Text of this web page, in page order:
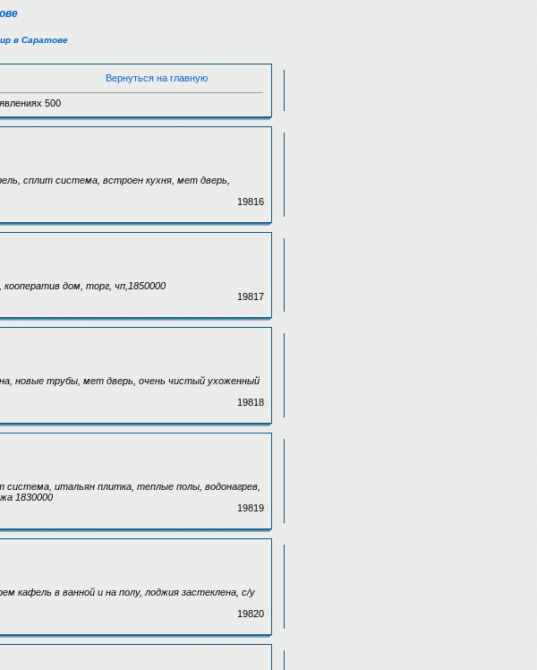
в Саратове
Вернуться на главную
500
сплит система, встроен кухня, мет дверь,
19816
дом, торг, чп,1850000
19817
новые трубы, мет дверь, очень чистый ухоженный
19818
итальян плитка, теплые полы, водонагрев,
1830000
19819
кафель в ванной и на полу, лоджия застеклена, с/у
19820